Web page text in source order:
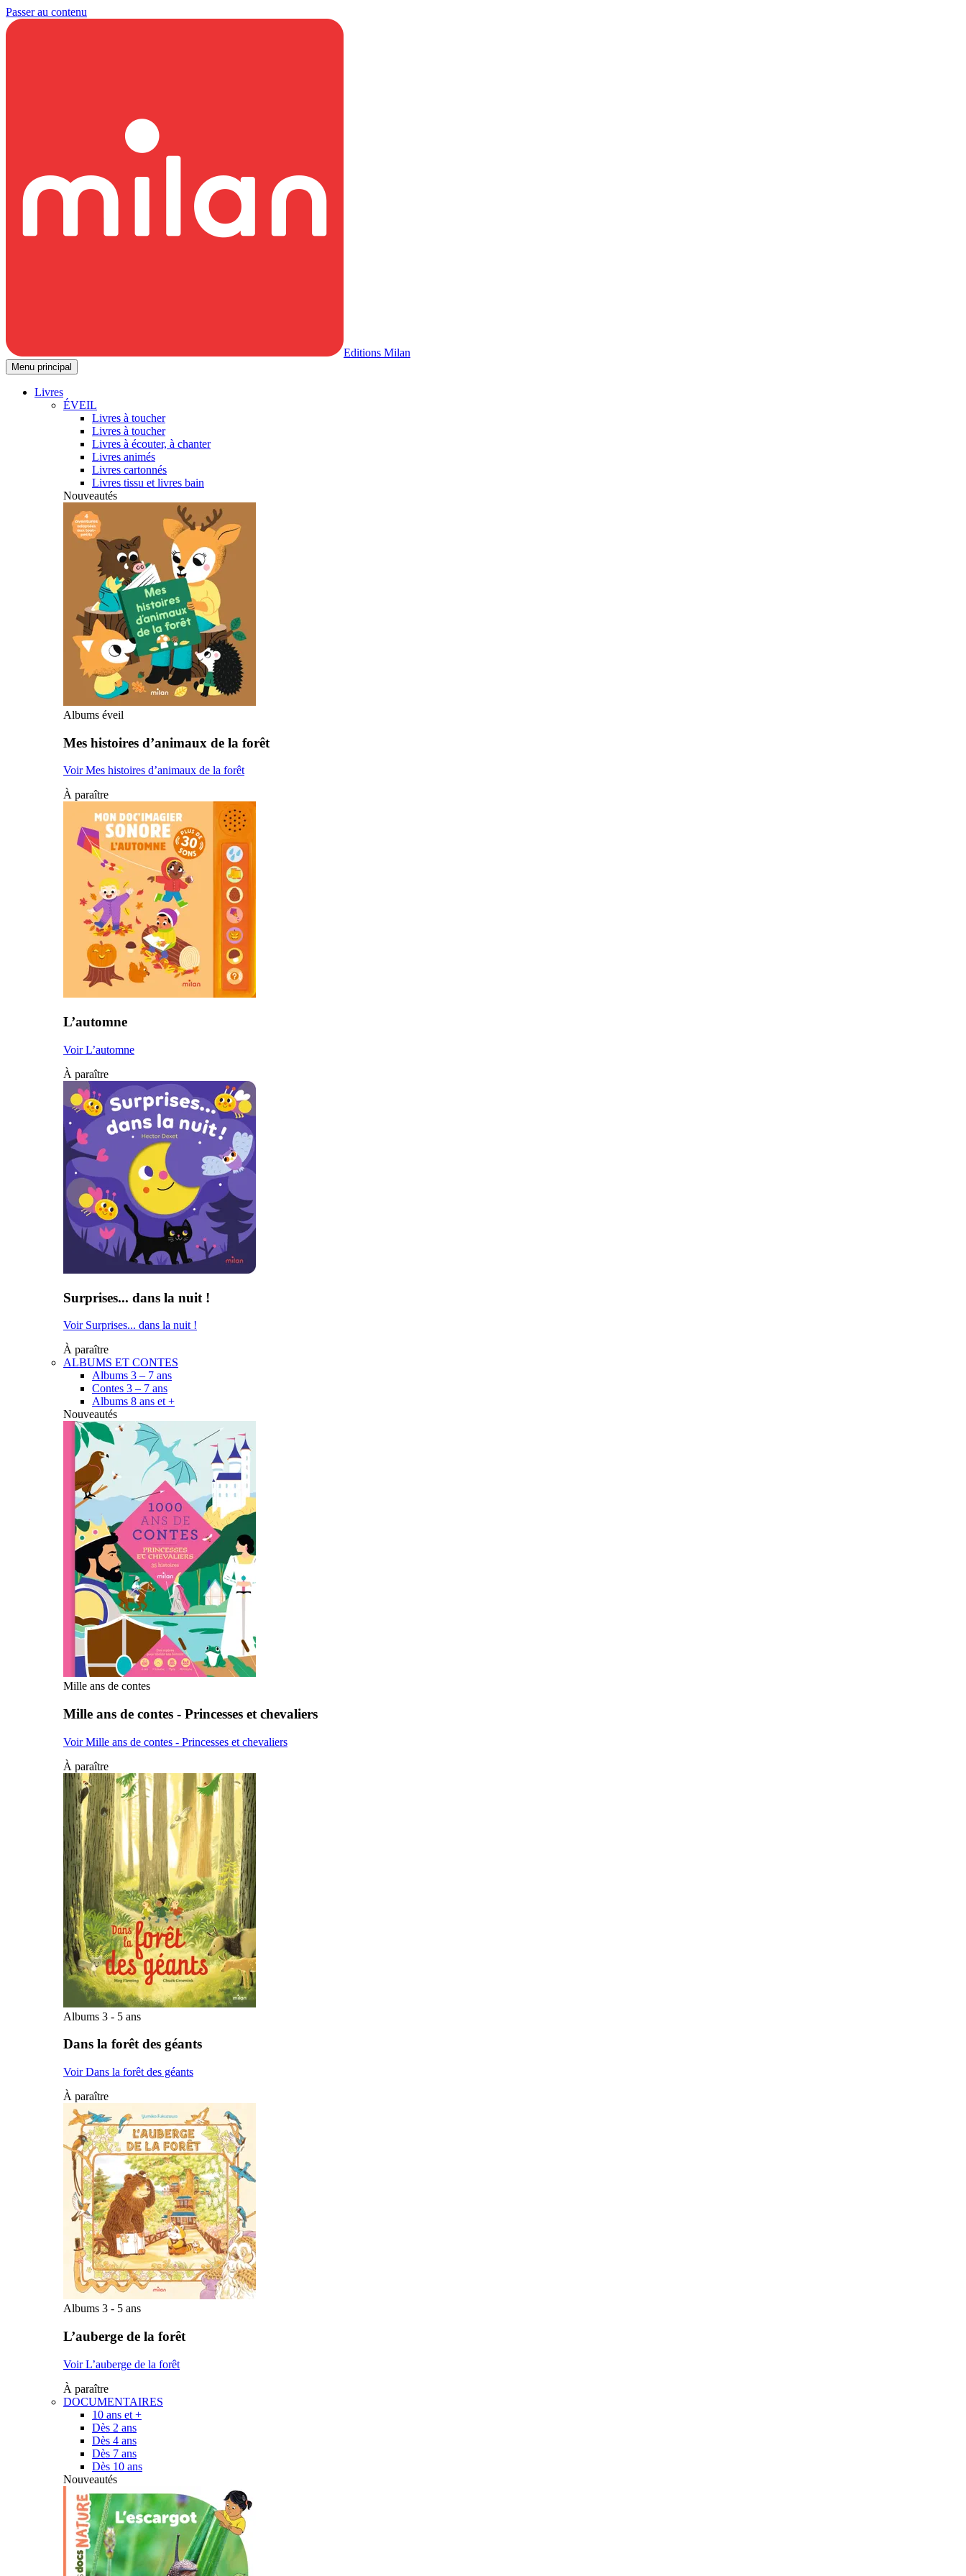
Passer au contenu
Editions Milan
Menu principal
Livres
ÉVEIL
Livres à toucher
Livres à toucher
Livres à écouter, à chanter
Livres animés
Livres cartonnés
Livres tissu et livres bain
Nouveautés
Albums éveil
Mes histoires d’animaux de la forêt
Voir Mes histoires d’animaux de la forêt
À paraître
L’automne
Voir L’automne
À paraître
Surprises... dans la nuit !
Voir Surprises... dans la nuit !
À paraître
ALBUMS ET CONTES
Albums 3 – 7 ans
Contes 3 – 7 ans
Albums 8 ans et +
Nouveautés
Mille ans de contes
Mille ans de contes - Princesses et chevaliers
Voir Mille ans de contes - Princesses et chevaliers
À paraître
Albums 3 - 5 ans
Dans la forêt des géants
Voir Dans la forêt des géants
À paraître
Albums 3 - 5 ans
L’auberge de la forêt
Voir L’auberge de la forêt
À paraître
DOCUMENTAIRES
10 ans et +
Dès 2 ans
Dès 4 ans
Dès 7 ans
Dès 10 ans
Nouveautés